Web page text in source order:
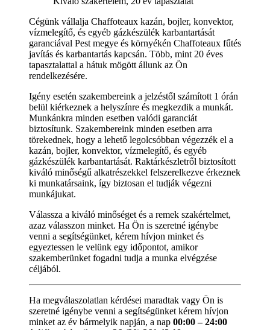
Cégünk vállalja Chaffoteaux kazán, bojler, konvektor,
vízmelegítő, és egyéb gázkészülék karbantartását
garanciával Pest megye és környékén Chaffoteaux fűtés
javítás és karbantartás kapcsán. Több, mint 20 éves
tapasztalattal a hátuk mögött állunk az Ön
rendelkezésére.
Igény esetén szakembereink a jelzéstől számított 1 órán
belül kiérkeznek a helyszínre és megkezdik a munkát.
Munkánkra minden esetben valódi garanciát
biztosítunk. Szakembereink minden esetben arra
törekednek, hogy a lehető legolcsóbban végezzék el a
kazán, bojler, konvektor, vízmelegítő, és egyéb
gázkészülék karbantartását. Raktárkészletről biztosított
kiváló minőségű alkatrészekkel felszerelkezve érkeznek
ki munkatársaink, így biztosan el tudják végezni
munkájukat.
Válassza a kiváló minőséget és a remek szakértelmet,
azaz válasszon minket. Ha Ön is szeretné igénybe
venni a segítségünket, kérem hívjon minket és
egyeztessen le velünk egy időpontot, amikor
szakemberünket fogadni tudja a munka elvégzése
céljából.
Ha megválaszolatlan kérdései maradtak vagy Ön is
szeretné igénybe venni a segítségünket kérem hívjon
minket az év bármelyik napján, a nap 00:00 – 24:00